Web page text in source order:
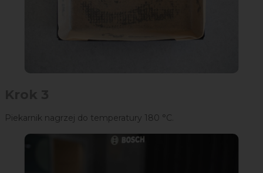
Piekarnik nagrzej do temperatury 180 °C.